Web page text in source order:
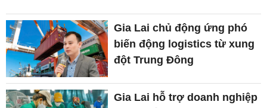
Gia Lai chủ động ứng phó
biến động logistics từ xung
đột Trung Đông
Gia Lai hỗ trợ doanh nghiệp